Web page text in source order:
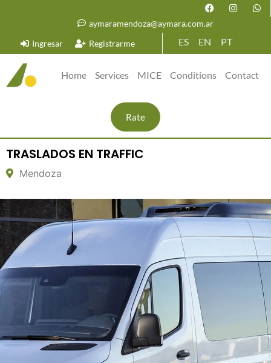
aymaramendoza@aymara.com.ar
Ingresar
Registrarme ES EN PT
Home Services MICE Conditions Contact
Rate
TRASLADOS EN TRAFFIC
Mendoza